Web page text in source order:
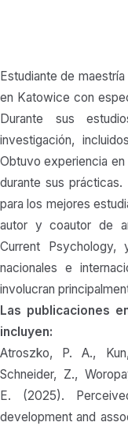
Estudiante de
en Katowice con
Durante sus
investigación,
Obtuvo experiencia
durante sus
para los mejores
autor y coautor de
Current Psychology,
nacionales e
involucran
Las publicaciones
incluyen:
Atroszko, P. A.,
Schneider, Z.,
E. (2025).
development and